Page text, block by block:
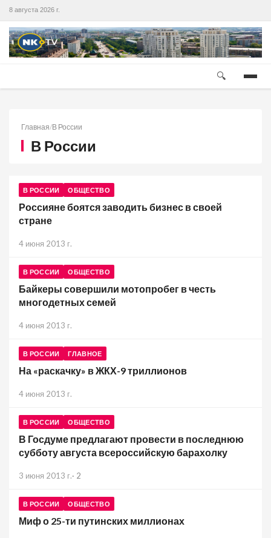
8 августа 2026 г.
🔍
Главная/В России
В России
В РОССИИ ОБЩЕСТВО
Россияне боятся заводить бизнес в своей
стране
4 июня 2013 г.
В РОССИИ ОБЩЕСТВО
Байкеры совершили мотопробег в честь
многодетных семей
4 июня 2013 г.
В РОССИИ ГЛАВНОЕ
На «раскачку» в ЖКХ-9 триллионов
4 июня 2013 г.
В РОССИИ ОБЩЕСТВО
В Госдуме предлагают провести в последнюю
субботу августа всероссийскую барахолку
3 июня 2013 г.· 2
В РОССИИ ОБЩЕСТВО
Миф о 25-ти путинских миллионах